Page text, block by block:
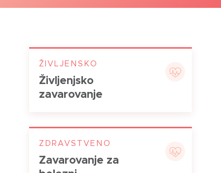
ŽIVLJENSKO
Življenjsko
zavarovanje
ZDRAVSTVENO
Zavarovanje za